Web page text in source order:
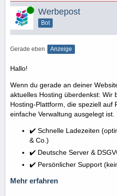
Online Werbepost
Bot
Gerade eben Anzeige
Hallo!
Wenn du gerade an deiner
aktuelles Hosting überdenkst: Wir
Hosting-Plattform, die speziell auf
einfache Verwaltung ausgelegt ist.
✔️ Schnelle Ladezeiten
& Co.)
✔️ Deutsche Server &
✔️ Persönlicher Support
Mehr erfahren